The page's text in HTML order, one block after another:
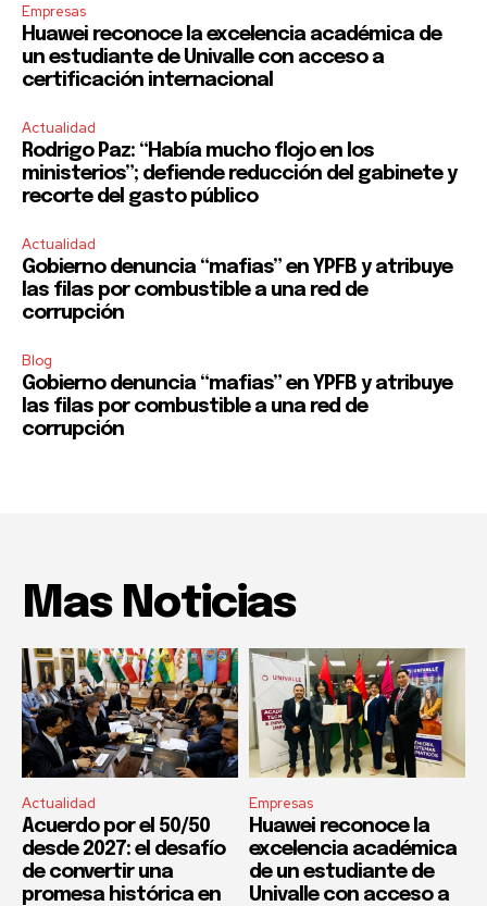
Empresas
Huawei reconoce la excelencia académica de
un estudiante de Univalle con acceso a
certificación internacional
Actualidad
Rodrigo Paz: “Había mucho flojo en los
ministerios”; defiende reducción del gabinete y
recorte del gasto público
Actualidad
Gobierno denuncia “mafias” en YPFB y atribuye
las filas por combustible a una red de
corrupción
Blog
Gobierno denuncia “mafias” en YPFB y atribuye
las filas por combustible a una red de
corrupción
Mas Noticias
Actualidad
Acuerdo por el 50/50
desde 2027: el desafío
de convertir una
promesa histórica en
Empresas
Huawei reconoce la
excelencia académica
de un estudiante de
Univalle con acceso a